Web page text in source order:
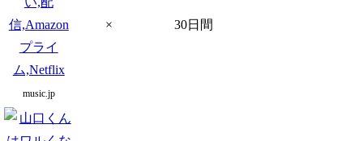
music.jp
× 30日間